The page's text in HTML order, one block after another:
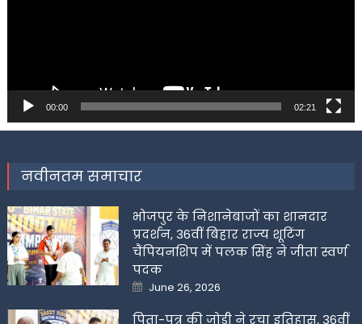
00:00 02:21
नवीनतम समाचार
भोजपुर के निशानेबाजों का शानदार
प्रदर्शन, 36वीं बिहार राज्य शूटिंग
चैंपियनशिप में पलक सिंह ने जीता स्वर्ण
पदक
Posted
on
June 26, 2026
पिता-पुत्र की जोड़ी ने रचा इतिहास, 36वीं